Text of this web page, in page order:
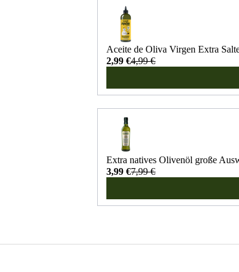
Aceite de Oliva Virgen Extra
2,99 €4,99 €
Extra natives Olivenöl große
3,99 €7,99 €